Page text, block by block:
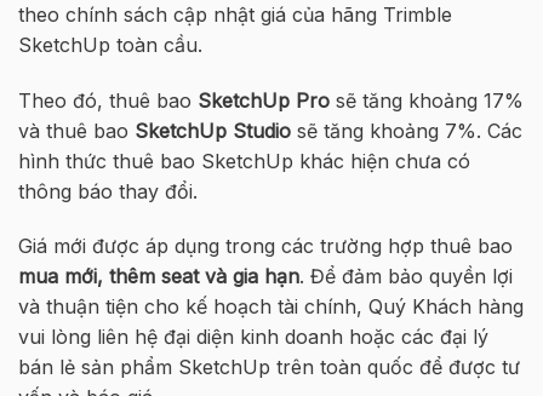
theo chính sách cập nhật giá của hãng Trimble
SketchUp toàn cầu.
Theo đó, thuê bao SketchUp Pro sẽ tăng khoảng 17%
và thuê bao SketchUp Studio sẽ tăng khoảng 7%. Các
hình thức thuê bao SketchUp khác hiện chưa có
thông báo thay đổi.
Giá mới được áp dụng trong các trường hợp thuê bao
mua mới, thêm seat và gia hạn. Để đảm bảo quyền lợi
và thuận tiện cho kế hoạch tài chính, Quý Khách hàng
vui lòng liên hệ đại diện kinh doanh hoặc các đại lý
bán lẻ sản phẩm SketchUp trên toàn quốc để được tư